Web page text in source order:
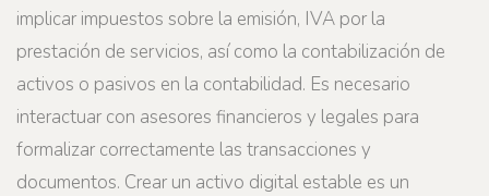
implicar impuestos sobre la emisión, IVA por la
prestación de servicios, así como la contabilización de
activos o pasivos en la contabilidad. Es necesario
interactuar con asesores financieros y legales para
formalizar correctamente las transacciones y
documentos. Crear un activo digital estable es un